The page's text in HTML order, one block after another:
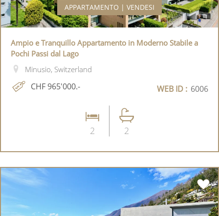
APPARTAMENTO | VENDESI
Ampio e Tranquillo Appartamento in Moderno Stabile a
Pochi Passi dal Lago
Minusio, Switzerland
CHF 965'000.- WEB ID : 6006
2 2